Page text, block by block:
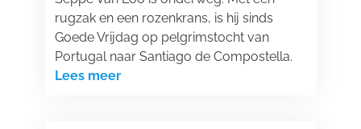
rugzak en een rozenkrans, is hij sinds
Goede Vrijdag op pelgrimstocht van
Portugal naar Santiago de Compostella.
Lees meer